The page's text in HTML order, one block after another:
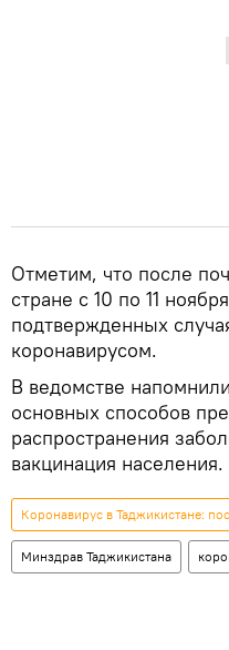
Отметим, что после
стране с 10 по 11
подтвержденных
коронавирусом.
В ведомстве
основных способов
распространения
вакцинация населения.
Коронавирус в Таджикистане:
Минздрав Таджикистана